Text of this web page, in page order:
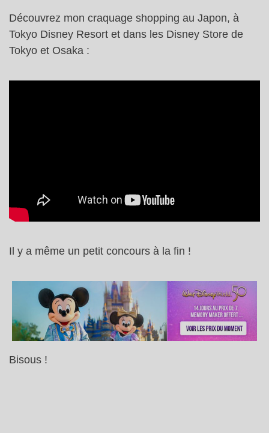
Découvrez mon craquage shopping au Japon, à
Tokyo Disney Resort et dans les Disney Store de
Tokyo et Osaka :
Il y a même un petit concours à la fin !
Bisous !